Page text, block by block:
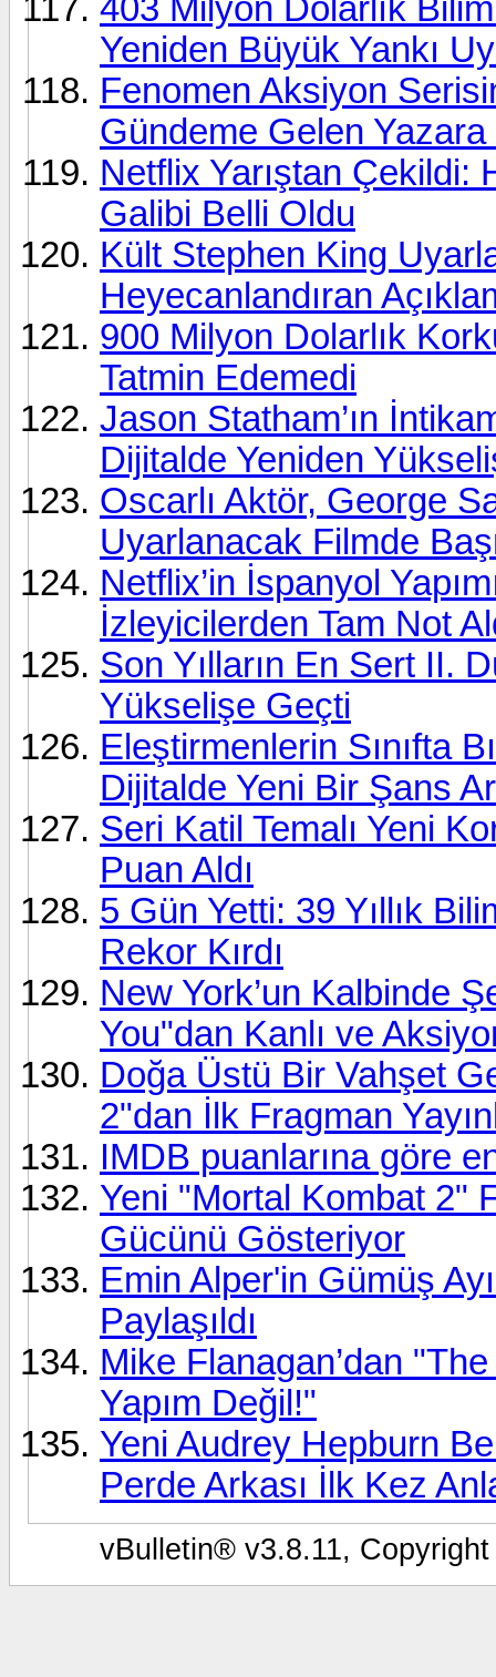
403 Milyon Dolarlık
Yeniden Büyük Yankı
Fenomen Aksiyon
Gündeme Gelen
Netflix Yarıştan Çekildi:
Galibi Belli Oldu
Kült Stephen King
Heyecanlandıran
900 Milyon Dolarlık
Tatmin Edemedi
Jason Statham’ın
Dijitalde Yeniden
Oscarlı Aktör, George
Uyarlanacak Filmde
Netflix’in İspanyol
İzleyicilerden Tam Not
Son Yılların En Sert II.
Yükselişe Geçti
Eleştirmenlerin Sınıfta
Dijitalde Yeni Bir Şans
Seri Katil Temalı Yeni
Puan Aldı
5 Gün Yetti: 39 Yıllık
Rekor Kırdı
New York’un Kalbinde
You"dan Kanlı ve
Doğa Üstü Bir Vahşet
2"dan İlk Fragman
IMDB puanlarına göre
Yeni "Mortal Kombat 2"
Gücünü Gösteriyor
Emin Alper'in Gümüş
Paylaşıldı
Mike Flanagan’dan
Yapım Değil!"
Yeni Audrey Hepburn
Perde Arkası İlk Kez
vBulletin® v3.8.11,